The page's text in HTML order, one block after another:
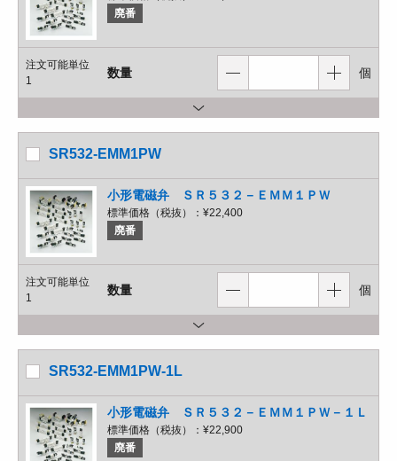
廃番
注文可能単位
1
数量 個
SR532-EMM1PW
小形電磁弁 ＳＲ５３２－ＥＭＭ１ＰＷ
標準価格（税抜）： ¥22,400
廃番
注文可能単位
1
数量 個
SR532-EMM1PW-1L
小形電磁弁 ＳＲ５３２－ＥＭＭ１ＰＷ－１Ｌ
標準価格（税抜）： ¥22,900
廃番